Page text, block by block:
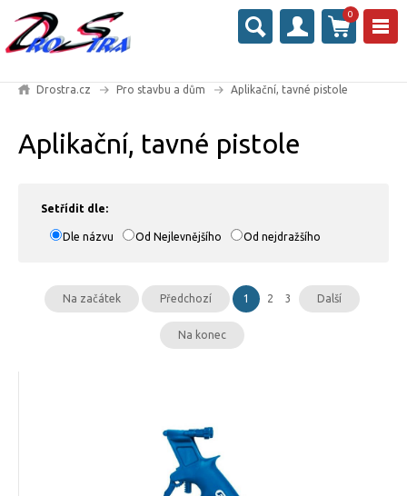
0
Drostra.cz Pro stavbu a dům Aplikační, tavné pistole
Aplikační, tavné pistole
Setřídit dle:
Dle názvu Od Nejlevnějšího Od nejdražšího
Na začátek Předchozí 1 2 3 Další
Na konec